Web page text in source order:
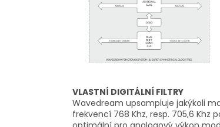
VLASTNÍ DIGITÁLNÍ FILTRY
Wavedream upsampluje jakýkoli
frekvencí 768 Khz, resp. 705,6 Khz